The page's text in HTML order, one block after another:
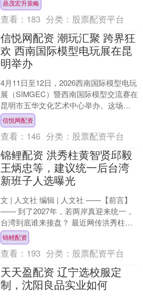
新的解决方案，让管理变得....
鼎茂宏升策略
查看： 183 分类： 股票配资平台
信悦网配资 潮玩汇聚 跨界狂
欢 西南国际模型电玩展在昆
明举办
4月11日至12日，2026西南国际模型电玩
展（SIMGEC）暨西南国际模型交流赛在
昆明市五华文化艺术中心举办。这场集
结模型艺术、电玩电竞、科技潮玩、动
漫文创的....
信悦网配资
查看： 146 分类： 股票配资平台
锦鲤配资 洪秀柱黄智贤邱毅
王炳忠等，建议统一后台湾
新班子人选曝光
文 | 人文社 编辑 | 人文社 ——【前言】
—— 到了2027年，若两岸真迎来统一，
台湾到底谁来接盘？ 最近网传洪秀柱、
黄智贤、邱毅、王炳忠等人新班子人
选”曝....
锦鲤配资
查看： 193 分类： 股票配资平台
天天盈配资 辽宁选校服定
制，沈阳良品实业如何